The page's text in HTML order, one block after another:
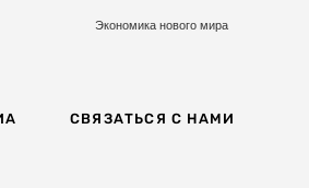
Экономика нового мира
СВЯЗАТЬСЯ С НАМИ